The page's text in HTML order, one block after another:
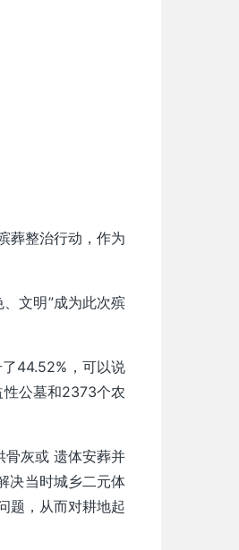
葬整治行动，作为
文明”成为此次殡
44.52%，可以说
公墓和2373个农
骨灰或 遗体安葬并
决当时城乡二元体
题，从而对耕地起